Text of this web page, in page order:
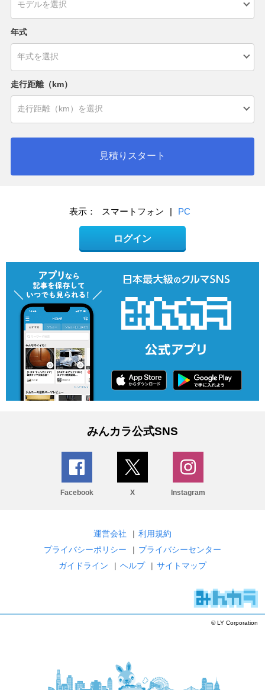
年式
走行距離（km）
見積りスタート
表示： スマートフォン | PC
ログイン
みんカラ公式SNS
Facebook X Instagram
運営会社 | 利用規約
プライバシーポリシー
| プライバシーセンター
ガイドライン
| ヘルプ | サイトマップ
© LY Corporation